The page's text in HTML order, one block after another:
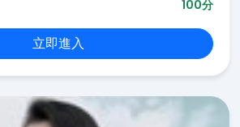
100分
立即進入